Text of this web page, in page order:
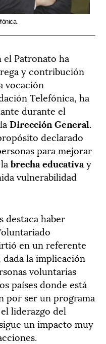
el Patronato ha
y contribución
vocación
Telefónica, ha
durante el
Dirección General.
declarado
para mejorar
brecha educativa y
vulnerabilidad
destaca haber
en un referente
la implicación
voluntarias
países donde está
por ser un programa
liderazgo del
un impacto muy